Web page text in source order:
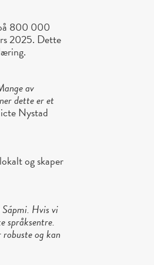
800 000
2025. Dette
av
dette er et
Nystad
og skaper
Hvis vi
språksentre.
og kan